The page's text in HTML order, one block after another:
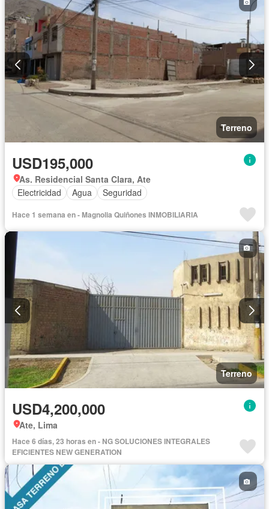
Terreno
USD195,000
As. Residencial Santa Clara, Ate
Electricidad
Agua Seguridad
Hace 1 semana en - Magnolia Quiñones INMOBILIARIA
Terreno
USD4,200,000
Ate, Lima
Hace 6 días, 23 horas en - NG SOLUCIONES INTEGRALES
EFICIENTES NEW GENERATION